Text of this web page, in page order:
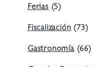
Ferias (5)
Fiscalización (73)
Gastronomía(66)